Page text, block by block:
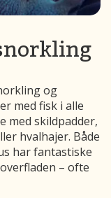
og
med fisk i alle
med skildpadder,
hvalhajer. Både
har fantastiske
– ofte